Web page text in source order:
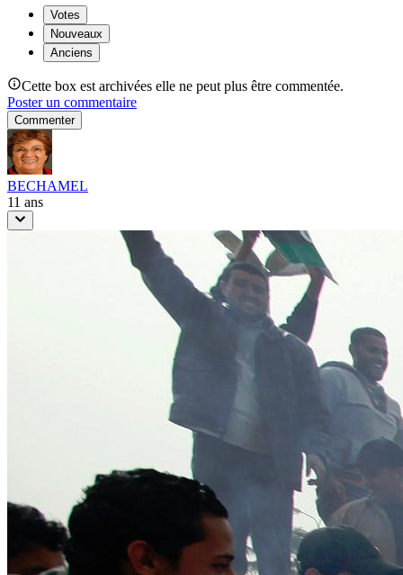
Votes
Nouveaux
Anciens
Cette box est archivées elle ne peut plus être commentée.
Poster un commentaire
Commenter
BECHAMEL
11 ans